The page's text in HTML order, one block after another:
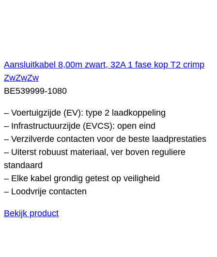
Aansluitkabel 8,00m zwart, 32A 1 fase kop T2 crimp
ZwZwZw
BE539999-1080
– Voertuigzijde (EV): type 2 laadkoppeling
– Infrastructuurzijde (EVCS): open eind
– Verzilverde contacten voor de beste laadprestaties
– Uiterst robuust materiaal, ver boven reguliere
standaard
– Elke kabel grondig getest op veiligheid
– Loodvrije contacten
Bekijk product